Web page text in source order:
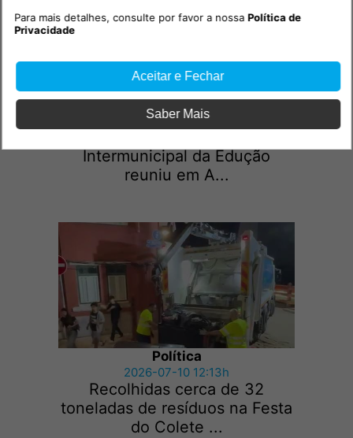
Política
2026-07-10 12:35h
Intermunicipal da Edução
reuniu em A...
Política
2026-07-10 12:13h
Recolhidas cerca de 32
toneladas de resíduos na Festa
do Colete ...
Para mais detalhes, consulte por favor a nossaPolítica de
Privacidade
Aceitar e Fechar
Saber Mais